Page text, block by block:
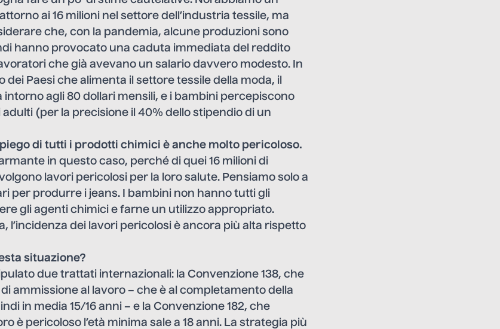
ai 16 milioni nel settore dell’industria tessile, ma
che, con la pandemia, alcune produzioni sono
hanno provocato una caduta immediata del reddito
che già avevano un salario davvero modesto. In
dei Paesi che alimenta il settore tessile della moda, il
intorno agli 80 dollari mensili, e i bambini percepiscono
(per la precisione il 40% dello stipendio di un
di tutti i prodotti chimici è anche molto pericoloso.
in questo caso, perché di quei 16 milioni di
lavori pericolosi per la loro salute. Pensiamo solo a
per produrre i jeans. I bambini non hanno tutti gli
gli agenti chimici e farne un utilizzo appropriato.
l’incidenza dei lavori pericolosi è ancora più alta rispetto
situazione?
due trattati internazionali: la Convenzione 138, che
ammissione al lavoro – che è al completamento della
in media 15/16 anni – e la Convenzione 182, che
è pericoloso l’età minima sale a 18 anni. La strategia più